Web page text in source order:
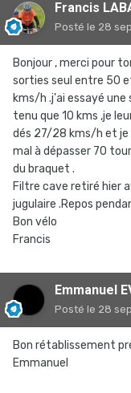
Francis
Posté le 28
Bonjour , merci pour
sorties seul entre 50
kms/h .j'ai essayé une
tenu que 10 kms ,je
dés 27/28 kms/h et je
mal à dépasser 70
du braquet .
Filtre cave retiré hier
jugulaire .Repos
Bon vélo
Francis
Emmanuel
Posté le 28
Bon rétablissement
Emmanuel